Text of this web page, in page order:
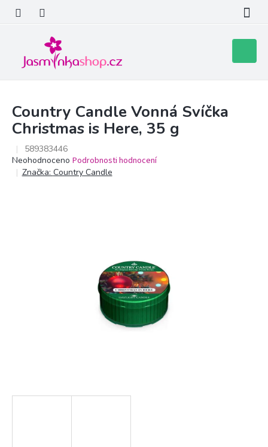
obsah
košík
Country Candle Vonná Svíčka
Christmas is Here, 35 g
589383446
Průměrné
hodnocení
Neohodnoceno Podrobnosti hodnocení
Značka: Country Candle